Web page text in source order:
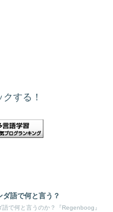
する！
ダ語で何と言う？
語で何と言うのか？『Regenboog』